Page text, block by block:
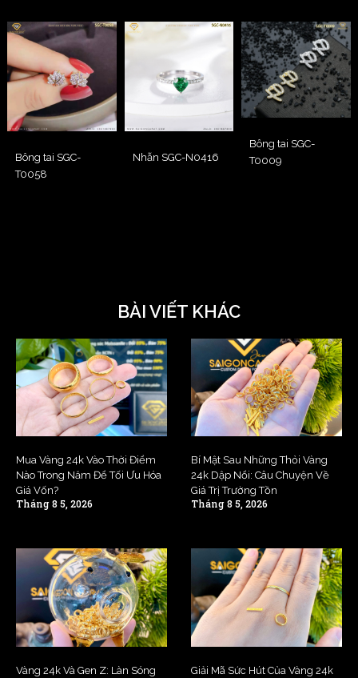
Bông tai SGC-
T0058
Nhẫn SGC-N0416
Bông tai SGC-
T0009
BÀI VIẾT KHÁC
Mua Vàng 24k Vào Thời Điểm
Nào Trong Năm Để Tối Ưu Hóa
Giá Vốn?
Tháng 8 5, 2026
Bí Mật Sau Những Thỏi Vàng
24k Dập Nổi: Câu Chuyện Về
Giá Trị Trường Tồn
Tháng 8 5, 2026
Vàng 24k Và Gen Z: Làn Sóng
Giải Mã Sức Hút Của Vàng 24k